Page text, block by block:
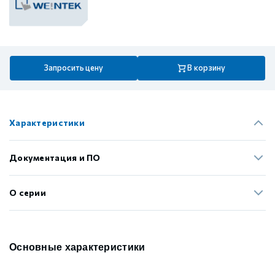
Запросить цену В корзину
Характеристики
Документация и ПО
О серии
Основные характеристики